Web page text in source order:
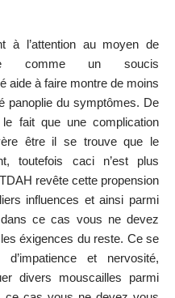
à l’attention au moyen de
comme un soucis
aide à faire montre de moins
panoplie du symptômes. De
fait que une complication
être il se trouve que le
toutefois caci n’est plus
revête cette propension
influences et ainsi parmi
ce cas vous ne devez
éxigences du reste. Ce se
et nervosité,
divers mouscailles parmi